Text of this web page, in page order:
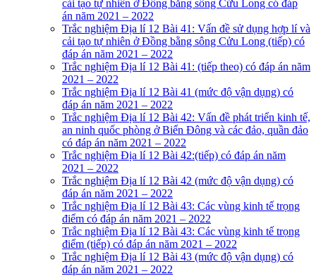
cải tạo tự nhiên ở Đồng bằng sông Cửu Long có đáp
án năm 2021 – 2022
Trắc nghiệm Địa lí 12 Bài 41: Vấn đề sử dụng hợp lí và
cải tạo tự nhiên ở Đồng bằng sông Cửu Long (tiếp) có
đáp án năm 2021 – 2022
Trắc nghiệm Địa lí 12 Bài 41: (tiếp theo) có đáp án năm
2021 – 2022
Trắc nghiệm Địa lí 12 Bài 41 (mức độ vận dụng) có
đáp án năm 2021 – 2022
Trắc nghiệm Địa lí 12 Bài 42: Vấn đề phát triển kinh tế,
an ninh quốc phòng ở Biển Đông và các đảo, quần đảo
có đáp án năm 2021 – 2022
Trắc nghiệm Địa lí 12 Bài 42:(tiếp) có đáp án năm
2021 – 2022
Trắc nghiệm Địa lí 12 Bài 42 (mức độ vận dụng) có
đáp án năm 2021 – 2022
Trắc nghiệm Địa lí 12 Bài 43: Các vùng kinh tế trọng
điểm có đáp án năm 2021 – 2022
Trắc nghiệm Địa lí 12 Bài 43: Các vùng kinh tế trọng
điểm (tiếp) có đáp án năm 2021 – 2022
Trắc nghiệm Địa lí 12 Bài 43 (mức độ vận dụng) có
đáp án năm 2021 – 2022